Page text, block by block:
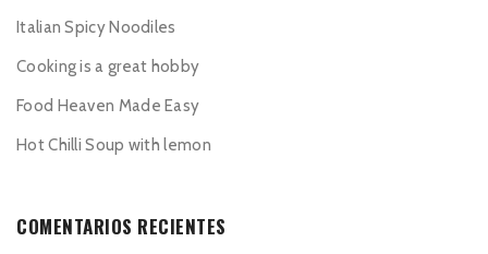
Italian Spicy Noodiles
Cooking is a great hobby
Food Heaven Made Easy
Hot Chilli Soup with lemon
COMENTARIOS RECIENTES